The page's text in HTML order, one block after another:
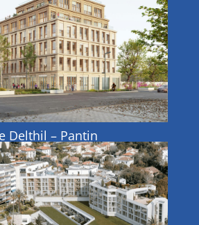
Delthil – Pantin